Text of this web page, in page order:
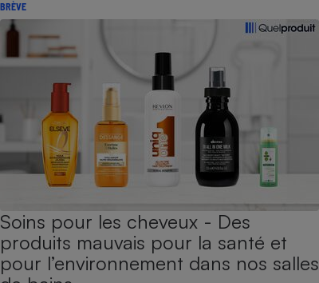
BRÈVE
Soins pour les cheveux - Des
produits mauvais pour la santé et
pour l’environnement dans nos salles